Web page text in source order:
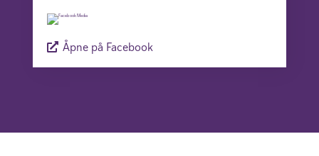
Åpne på Facebook